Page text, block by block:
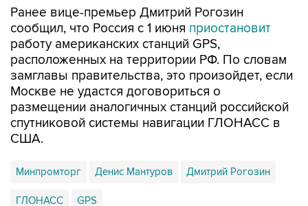
работу американских станций GPS,
расположенных на территории РФ. По словам
замглавы правительства, это произойдет, если
Москве не удастся договориться о
размещении аналогичных станций российской
спутниковой системы навигации ГЛОНАСС в
США.
Минпромторг
ГЛОНАСС GPS